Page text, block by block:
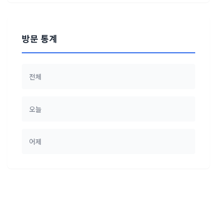
방문 통계
전체
오늘
어제